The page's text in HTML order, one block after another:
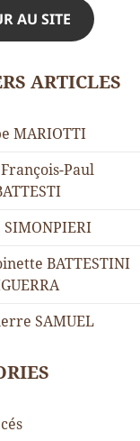
AU SITE
ARTICLES
MARIOTTI
Paul
BATTESTINI
SAMUEL